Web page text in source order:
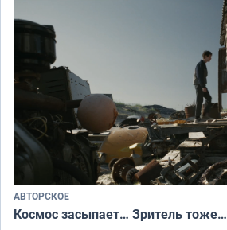
АВТОРСКОЕ
Космос засыпает… Зритель тоже…